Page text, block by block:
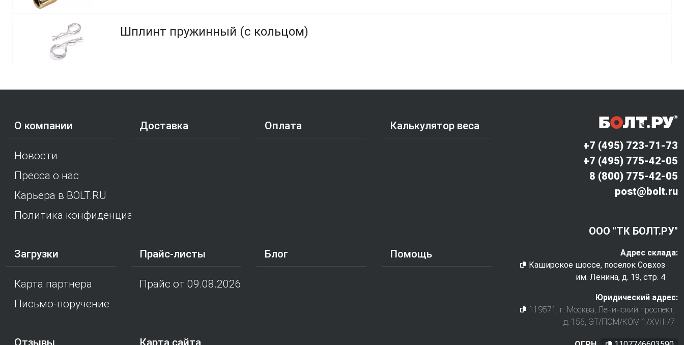
Шплинт пружинный (с кольцом)
О компании
Новости
Пресса о нас
Карьера в BOLT.RU
Политика конфиденциальности
Доставка Оплата Калькулятор веса
Загрузки
Карта партнера
Письмо-поручение
Прайс-листы
Прайс от 09.08.2026
Блог Помощь
+7 (495) 723-71-73
+7 (495) 775-42-05
8 (800) 775-42-05
post@bolt.ru
ООО "ТК БОЛТ.РУ"
Адрес склада:
Каширское шоссе, поселок Совхоз
им. Ленина, д. 19, стр. 4
Юридический адрес:
119571 , г. Москва, Ленинский проспект,
д. 156, ЭТ/ПОМ/КОМ 1/XVIII/7